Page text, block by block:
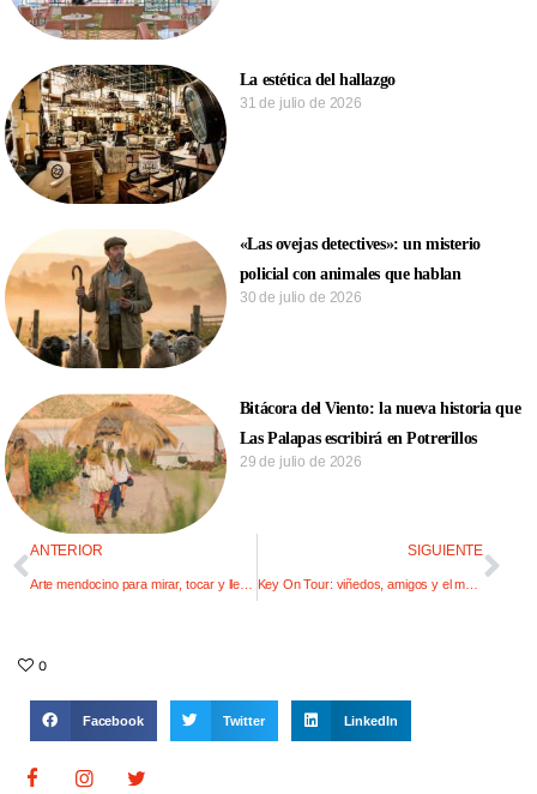
La estética del hallazgo
31 de julio de 2026
«Las ovejas detectives»: un misterio
policial con animales que hablan
30 de julio de 2026
Bitácora del Viento: la nueva historia que
Las Palapas escribirá en Potrerillos
29 de julio de 2026
ANTERIOR SIGUIENTE
0
Facebook Twitter LinkedIn